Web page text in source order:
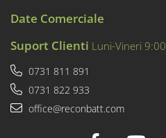
Date Comerciale
Suport Clienti Luni-Vineri
0731 811 891
0731 822 933
office@reconbatt.com